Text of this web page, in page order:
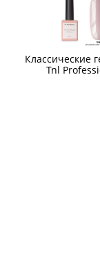
Классические
Tnl